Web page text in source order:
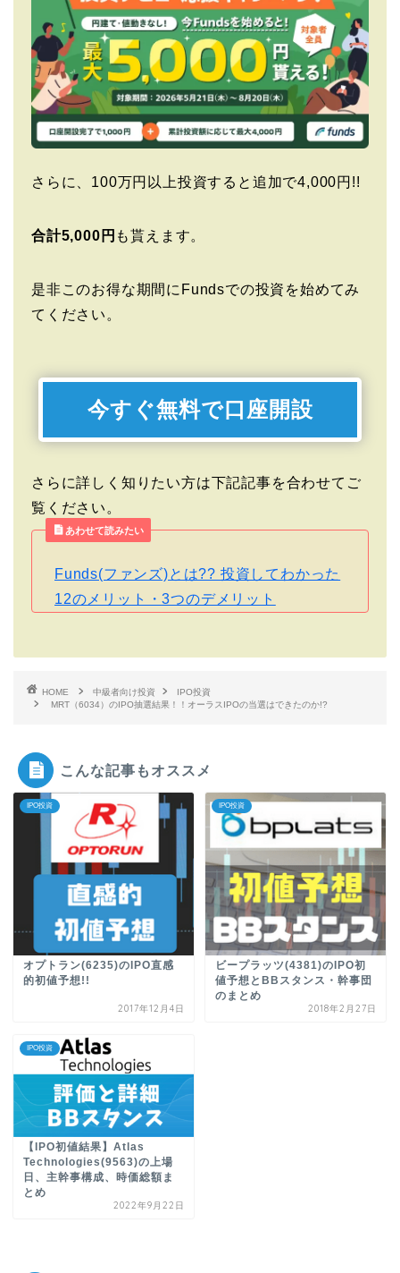
さらに、100万円以上投資すると追加で4,000円!!
合計5,000円 も貰えます。
是非このお得な期間にFundsでの投資を始めてみ
てください。
今すぐ無料で口座開設
さらに詳しく知りたい方は下記記事を合わせてご
覧ください。
あわせて読みたい
Funds(ファンズ)とは?? 投資してわかった
12のメリット・3つのデメリット
HOME 中級者向け投資
IPO投資
MRT（6034）のIPO抽選結果！！オーラスIPOの当選はできたのか!?
こんな記事もオススメ
IPO投資
オプトラン(6235)のIPO直感
的初値予想!!
2017年12月4日
IPO投資
ビープラッツ(4381)のIPO初
値予想とBBスタンス・幹事団
のまとめ
2018年2月27日
IPO投資
【IPO初値結果】Atlas
Technologies(9563)の上場
日、主幹事構成、時価総額ま
とめ
2022年9月22日